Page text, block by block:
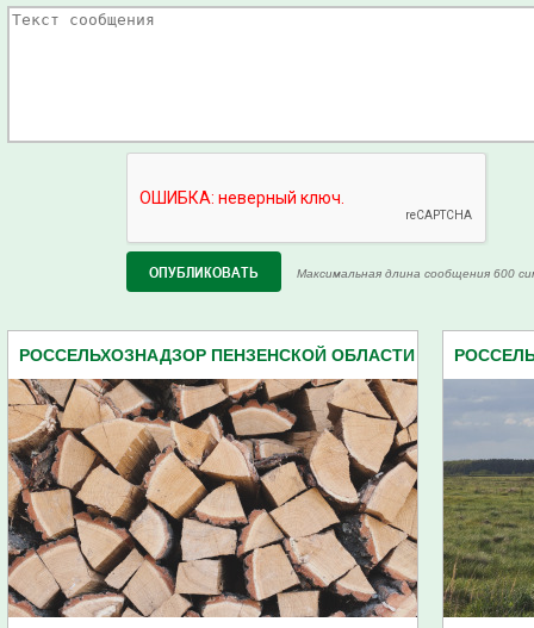
Максимальная длина сообщения 600
РОССЕЛЬХОЗНАДЗОР ПЕНЗЕНСКОЙ ОБЛАСТИ